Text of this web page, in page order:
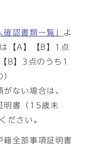
確認書類一覧」 よ
【A】【B】1点
B】3点のうち1
ない場合は、
明書（15歳未
ださい。
籍全部事項証明書